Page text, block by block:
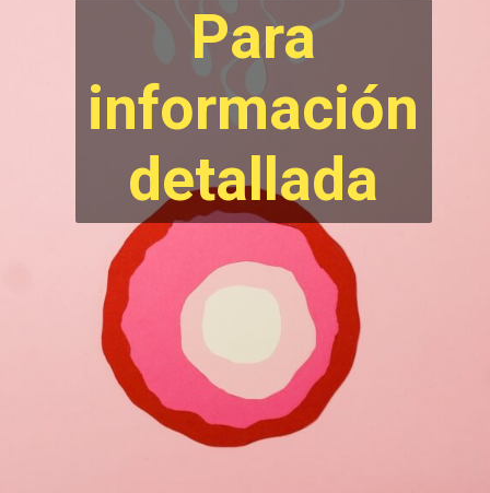
Para
información
detallada